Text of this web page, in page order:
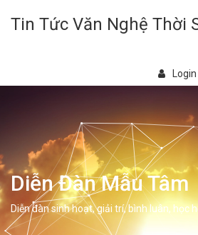
Tin Tức Văn Nghệ Thời
Login
Diễn Đàn Mẫu Tâm
Diễn đàn sinh hoạt, giải trí, bình luân, học